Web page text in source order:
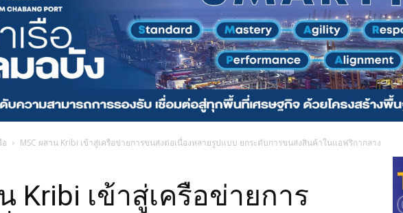
อ MSC ผสาน Kribi เข้าสู่เครือข่ายการขนส่งต่อเนื่องหลายรูปแบบ ยกระดับการขนส่งสินค้าในแอฟริกากลาง
Kribi เข้าสู่เครือข่ายการ